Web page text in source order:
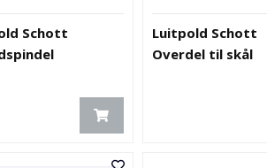
Schott
Luitpold Schott
Overdel til skål